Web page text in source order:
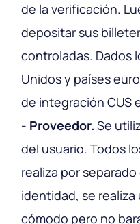
de la verificación.
depositar sus
controladas. Dados
Unidos y países
de integración CUS
- Proveedor. Se
del usuario. Todos
realiza por
identidad, se
cómodo pero no